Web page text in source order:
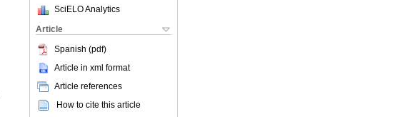
SciELO Analytics
Article
Spanish (pdf)
Article in xml format
Article references
How to cite this article